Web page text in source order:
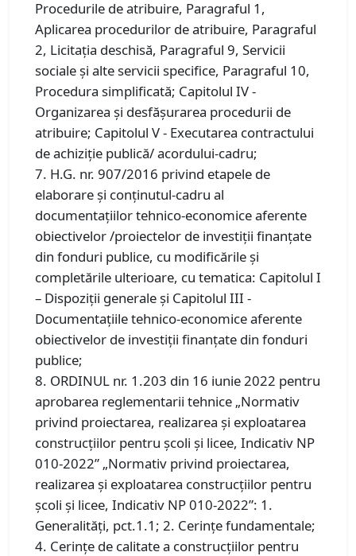
Procedurile de atribuire, Paragraful 1,
Aplicarea procedurilor de atribuire, Paragraful
2, Licitația deschisă, Paragraful 9, Servicii
sociale şi alte servicii specifice, Paragraful 10,
Procedura simplificată; Capitolul IV -
Organizarea şi desfăşurarea procedurii de
atribuire; Capitolul V - Executarea contractului
de achiziţie publică/ acordului-cadru;
7. H.G. nr. 907/2016 privind etapele de
elaborare și conținutul-cadru al
documentațiilor tehnico-economice aferente
obiectivelor /proiectelor de investiții finanțate
din fonduri publice, cu modificările și
completările ulterioare, cu tematica: Capitolul I
– Dispoziții generale și Capitolul III -
Documentaţiile tehnico-economice aferente
obiectivelor de investiţii finanţate din fonduri
publice;
8. ORDINUL nr. 1.203 din 16 iunie 2022 pentru
aprobarea reglementarii tehnice „Normativ
privind proiectarea, realizarea şi exploatarea
construcţiilor pentru şcoli şi licee, Indicativ NP
010-2022” „Normativ privind proiectarea,
realizarea şi exploatarea construcţiilor pentru
şcoli şi licee, Indicativ NP 010-2022”: 1.
Generalități, pct.1.1; 2. Cerințe fundamentale;
4. Cerințe de calitate a construcțiilor pentru